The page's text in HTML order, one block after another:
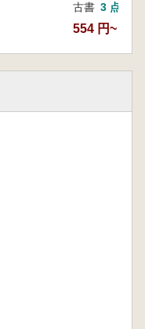
古書 3 点
554 円~